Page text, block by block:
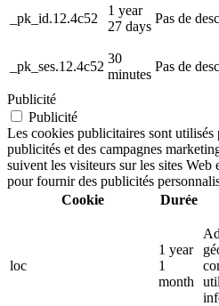
_pk_id.12.4c52
1 year
27 days
Pas de
_pk_ses.12.4c52
30
minutes
Pas de
Publicité
Publicité
Les cookies publicitaires sont
publicités et des campagnes
suivent les visiteurs sur les sites
pour fournir des publicités
Cookie
Durée
loc
1 year
1
month